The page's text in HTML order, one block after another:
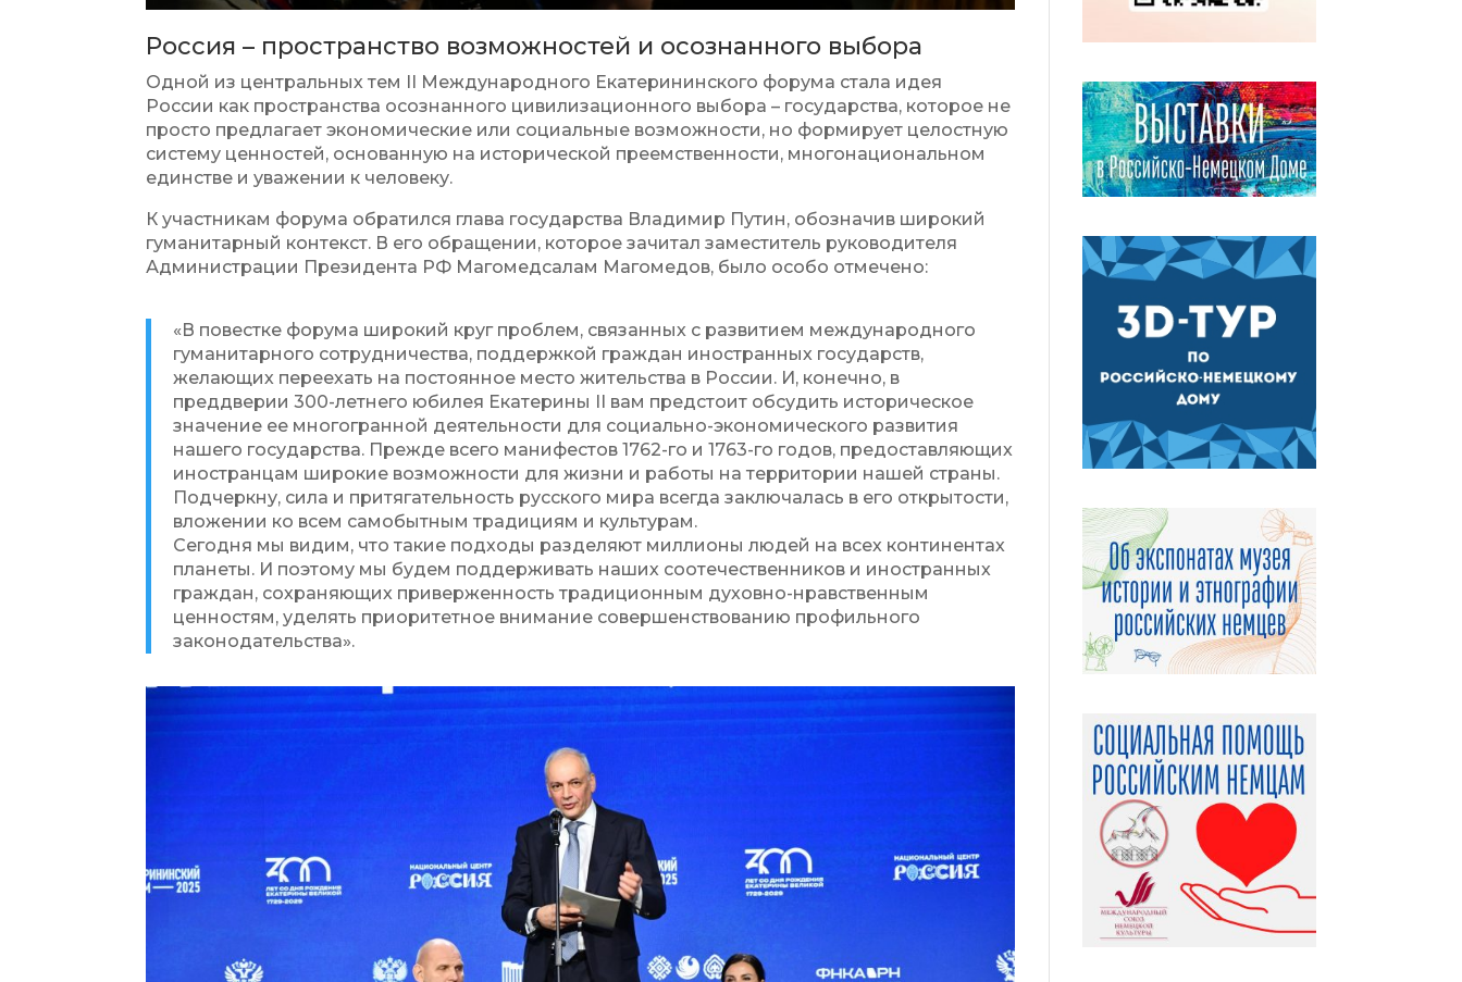
Россия – пространство возможностей и осознанного выбора
Одной из центральных тем II Международного Екатерининского форума стала идея
России как пространства осознанного цивилизационного выбора – государства, которое не
просто предлагает экономические или социальные возможности, но формирует целостную
систему ценностей, основанную на исторической преемственности, многонациональном
единстве и уважении к человеку.
К участникам форума обратился глава государства Владимир Путин, обозначив широкий
гуманитарный контекст. В его обращении, которое зачитал заместитель руководителя
Администрации Президента РФ Магомедсалам Магомедов, было особо отмечено:
«В повестке форума широкий круг проблем, связанных с развитием международного
гуманитарного сотрудничества, поддержкой граждан иностранных государств,
желающих переехать на постоянное место жительства в России. И, конечно, в
преддверии 300-летнего юбилея Екатерины II вам предстоит обсудить историческое
значение ее многогранной деятельности для социально-экономического развития
нашего государства. Прежде всего манифестов 1762-го и 1763-го годов, предоставляющих
иностранцам широкие возможности для жизни и работы на территории нашей страны.
Подчеркну, сила и притягательность русского мира всегда заключалась в его открытости,
вложении ко всем самобытным традициям и культурам.
Сегодня мы видим, что такие подходы разделяют миллионы людей на всех континентах
планеты. И поэтому мы будем поддерживать наших соотечественников и иностранных
граждан, сохраняющих приверженность традиционным духовно-нравственным
ценностям, уделять приоритетное внимание совершенствованию профильного
законодательства».